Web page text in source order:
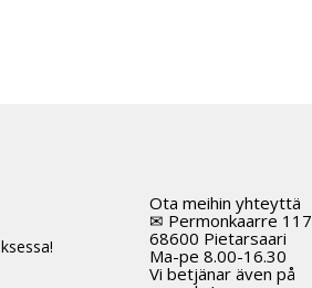
Ota meihin yhteyttä
✉ Permonkaarre 117
68600 Pietarsaari
Ma-pe 8.00-16.30
Vi betjänar även på